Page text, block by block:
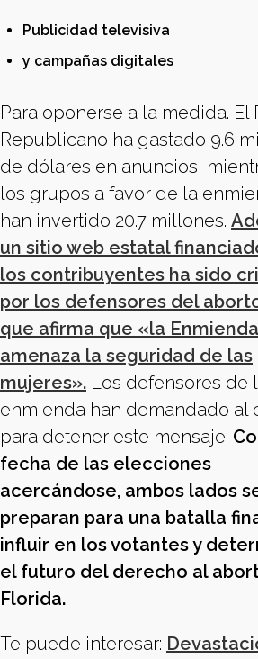
Publicidad televisiva
y campañas digitales
Para oponerse a la medida. El
Republicano ha gastado 9.6
de dólares en anuncios,
los grupos a favor de la
han invertido 20.7 millones.
un sitio web estatal
los contribuyentes ha sido
por los defensores del
que afirma que «la
amenaza la seguridad de las
mujeres». Los defensores de
enmienda han demandado al
para detener este mensaje.
fecha de las elecciones
acercándose, ambos lados
preparan para una batalla
influir en los votantes y
el futuro del derecho al
Florida.
Te puede interesar: